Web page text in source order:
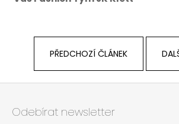
PŘEDCHOZÍ ČLÁNEK
Z
Odebírat newsletter